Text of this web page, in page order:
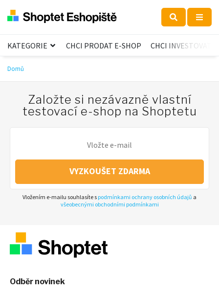
KATEGORIE CHCI PRODAT E-SHOP CHCI INVESTOVAT
Domů
Založte si nezávazně vlastní
testovací e-shop na Shoptetu
VYZKOUŠET ZDARMA
Vložením e-mailu souhlasíte s podmínkami ochrany osobních údajů a
všeobecnými obchodními podmínkami
Odběr novinek